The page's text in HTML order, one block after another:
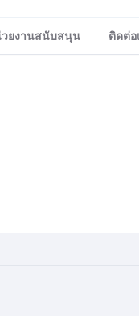
ยงานสนับสนุน ติดต่อ